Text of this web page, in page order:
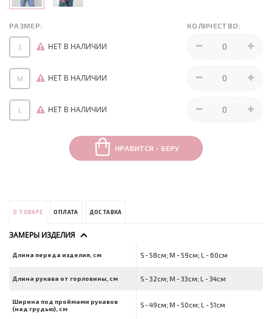
РАЗМЕР: КОЛИЧЕСТВО:
S НЕТ В НАЛИЧИИ
M НЕТ В НАЛИЧИИ
L НЕТ В НАЛИЧИИ
НРАВИТСЯ - БЕРУ
О ТОВАРЕ ОПЛАТА ДОСТАВКА
ЗАМЕРЫ ИЗДЕЛИЯ
Длина переда изделия, см S - 58см; M - 59см; L - 60см
Длина рукава от горловины, см S - 32см; M - 33см; L - 34см
Ширина под проймами рукавов
(над грудью), см
S - 49см; M - 50см; L - 51см